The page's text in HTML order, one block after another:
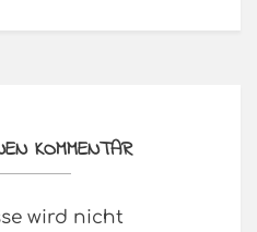
KOMMENTAR
wird nicht